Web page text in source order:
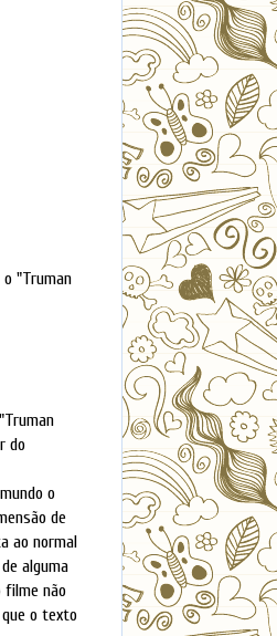
"Truman
do
o
de
ao normal
alguma
filme não
o texto